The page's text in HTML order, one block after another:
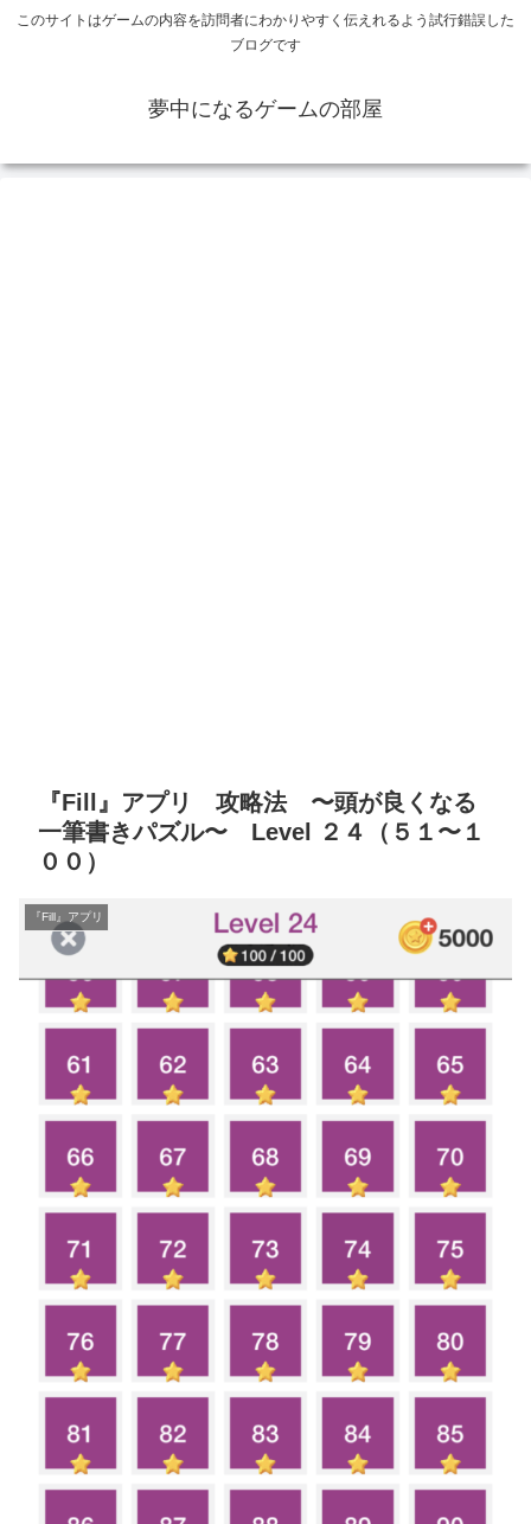
このサイトはゲームの内容を訪問者にわかりやすく伝えれるよう試行錯誤した
ブログです
夢中になるゲームの部屋
『Fill』アプリ 攻略法 〜頭が良くなる
一筆書きパズル〜 Level ２４（５１〜１
００）
『Fill』アプリ